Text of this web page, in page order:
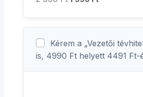
Kérem a „Vezetői
is, 4990 Ft helyett 4491 Ft-